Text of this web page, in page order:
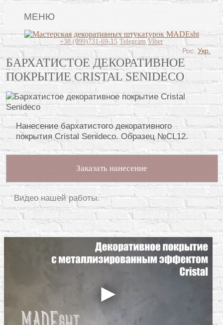
МЕНЮ
Lincrusta
Виды штукатурок
Поклейка обоев
Картины
Декоративные панно
Видео
Вопрос-ответ
Контакты
+38 (099)731-69-15 Telegram Viber
БАРХАТИСТОЕ ДЕКОРАТИВНОЕ
ПОКРЫТИЕ CRISTAL SENIDECO
Нанесение бархатистого декоративного
покрытия Cristal Senideco. Образец №CL12.
Заказать нанесение
Видео нашей работы.
Рос. Укр.